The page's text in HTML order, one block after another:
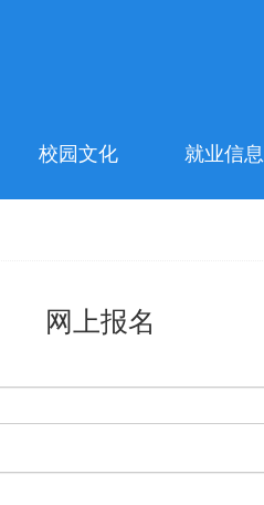
校园文化 就业信息
网上报名